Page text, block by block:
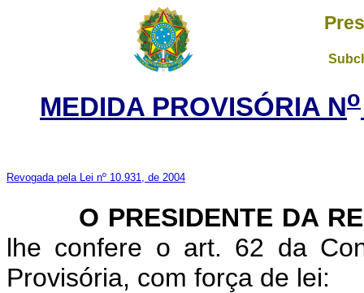
MEDIDA PROVISÓRIA No
Revogada pela Lei nº 10.931, de 2004
O PRESIDENTE DA
lhe confere o art. 62 da
Provisória, com força de lei: